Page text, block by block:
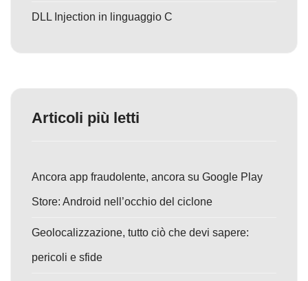
DLL Injection in linguaggio C
Articoli più letti
Ancora app fraudolente, ancora su Google Play
Store: Android nell’occhio del ciclone
Geolocalizzazione, tutto ciò che devi sapere:
pericoli e sfide